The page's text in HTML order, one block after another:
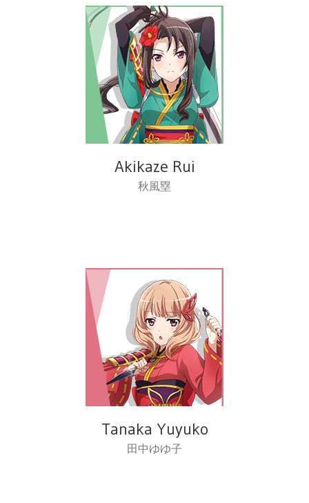
Akikaze Rui
秋風塁
Tanaka Yuyuko
田中ゆゆ子